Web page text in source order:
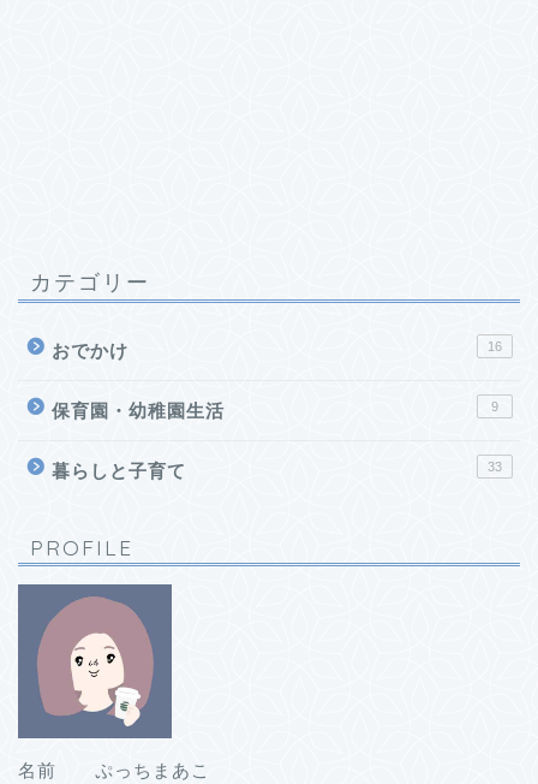
カテゴリー
おでかけ 16
保育園・幼稚園生活 9
暮らしと子育て 33
PROFILE
名前 ぷっちまあこ